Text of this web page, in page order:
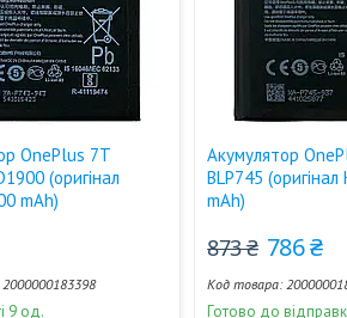
OnePlus 7T
(оригінал
mAh)
2000000183398
9 од.
Акумулятор
BLP745
mAh)
873 ₴ 786 ₴
Готово до